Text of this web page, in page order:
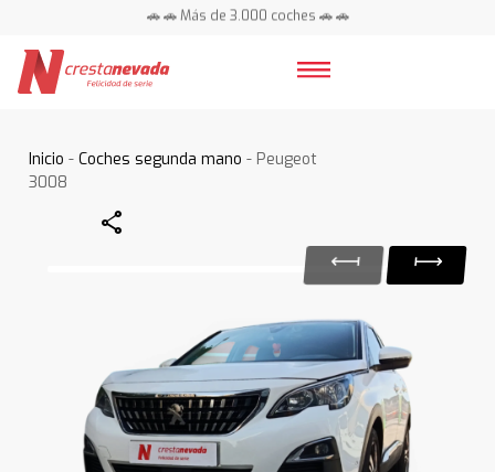
🚗 🚗 Más de 3.000 coches 🚗 🚗
Inicio -Coches segunda mano - Peugeot
3008
Share